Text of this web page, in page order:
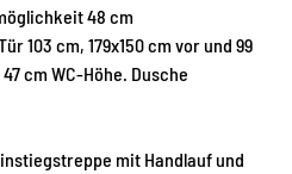
48 cm
103 cm, 179x150 cm vor und 99
cm WC-Höhe. Dusche
mit Handlauf und